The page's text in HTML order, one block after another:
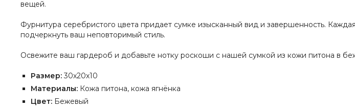
вещей.
Фурнитура серебристого цвета придает сумке изысканный вид и завершенность.
подчеркнуть ваш неповторимый стиль.
Освежите ваш гардероб и добавьте нотку роскоши с нашей сумкой из кожи питона в
Размер:30х20х10
Материалы: Кожа питона, кожа ягнёнка
Цвет: Бежевый